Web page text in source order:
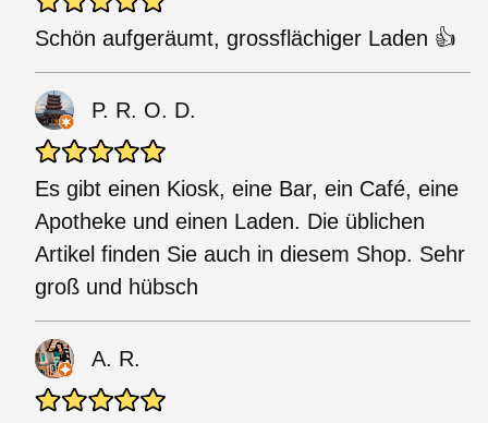
Schön aufgeräumt, grossflächiger Laden 👍
P. R. O. D.
Es gibt einen Kiosk, eine Bar, ein Café, eine
Apotheke und einen Laden. Die üblichen
Artikel finden Sie auch in diesem Shop. Sehr
groß und hübsch
A. R.